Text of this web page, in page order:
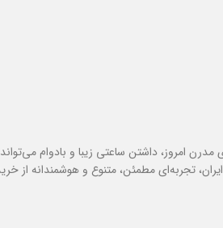
داشتن ساعتی زیبا و بادوام
ایران، تجربه‌ای مطمئن، متنوع و هوشمندانه